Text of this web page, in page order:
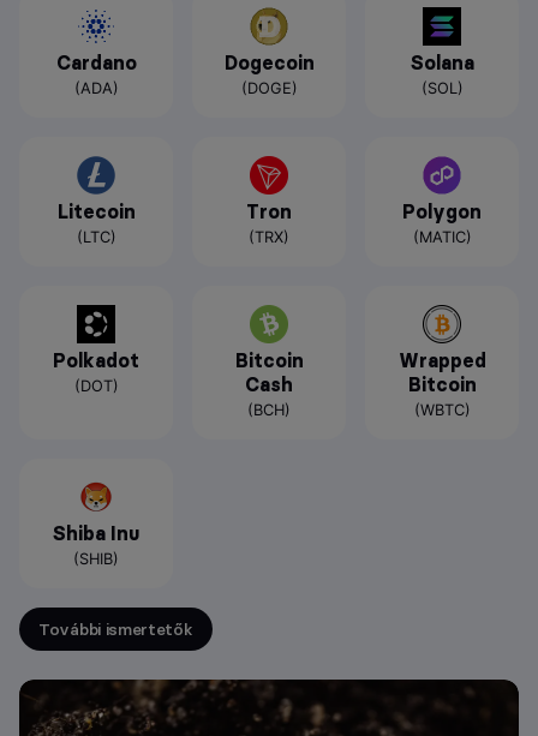
Cardano
(ADA)
Dogecoin
(DOGE)
Solana
(SOL)
Litecoin
(LTC)
Tron
(TRX)
Polygon
(MATIC)
Polkadot
(DOT)
Bitcoin
Cash
(BCH)
Wrapped
Bitcoin
(WBTC)
Shiba Inu
(SHIB)
További ismertetők